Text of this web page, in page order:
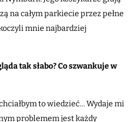
na całym parkiecie przez pełne
mnie najbardziej
tak słabo? Co szwankuje w
to wiedzieć… Wydaje mi
problemem jest każdy